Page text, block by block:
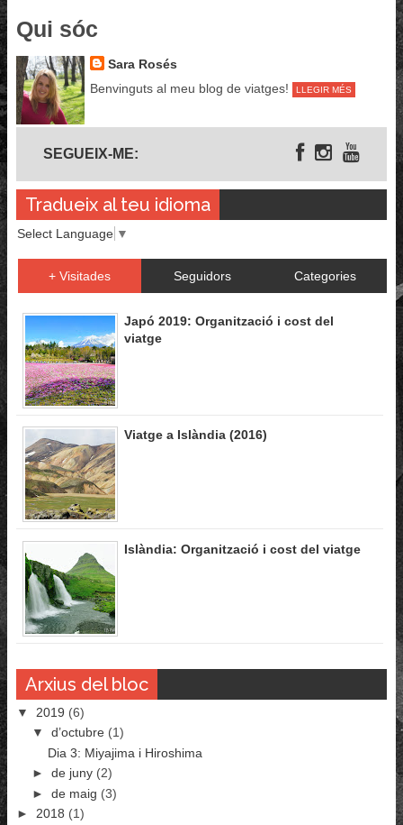
Qui sóc
Sara Rosés
Benvinguts al meu blog de viatges!
LLEGIR MÉS
SEGUEIX-ME:
Tradueix al teu idioma
Select Language ▼
+ Visitades Seguidors Categories
Japó 2019: Organització i cost del
viatge
Viatge a Islàndia (2016)
Islàndia: Organització i cost del viatge
Arxius del bloc
▼ 2019 (6)
▼ d’octubre (1)
Dia 3: Miyajima i Hiroshima
► de juny (2)
► de maig (3)
► 2018 (1)